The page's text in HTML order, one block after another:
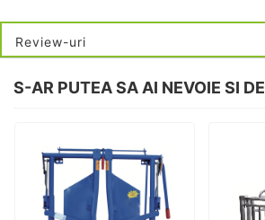
Review-uri
S-AR PUTEA SA AI NEVOIE SI DE